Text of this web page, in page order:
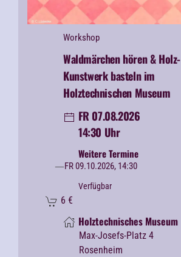
Workshop
Waldmärchen hören & Holz-
Kunstwerk basteln im
Holztechnischen Museum
FR 07.08.2026
14:30 Uhr
Weitere Termine
FR 09.10.2026, 14:30
Verfügbar
6 €
Holztechnisches Museum
Max-Josefs-Platz 4
Rosenheim